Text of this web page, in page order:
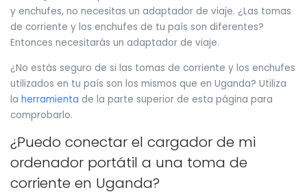
y enchufes, no necesitas un adaptador de viaje. ¿Las tomas
de corriente y los enchufes de tu país son diferentes?
Entonces necesitarás un adaptador de viaje.
¿No estás seguro de si las tomas de corriente y los enchufes
utilizados en tu país son los mismos que en Uganda? Utiliza
la herramienta de la parte superior de esta página para
comprobarlo.
¿Puedo conectar el cargador de mi
ordenador portátil a una toma de
corriente en Uganda?